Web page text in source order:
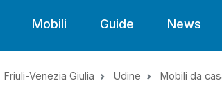
Mobili Guide News
Friuli-Venezia Giulia Udine Mobili da